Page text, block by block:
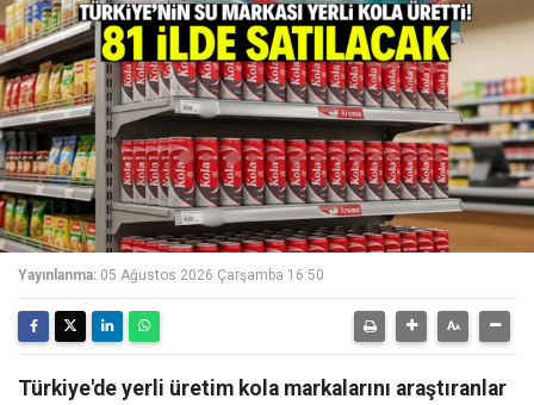
Yayınlanma: 05 Ağustos 2026 Çarşamba 16:50
Türkiye'de yerli üretim kola markalarını araştıranlar